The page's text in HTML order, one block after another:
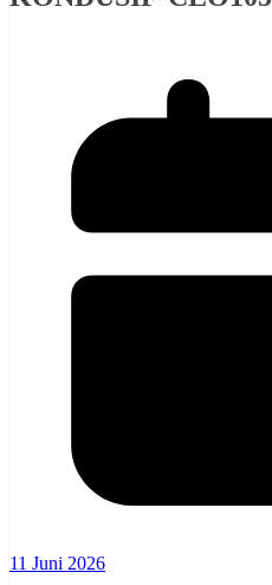
11 Juni 2026